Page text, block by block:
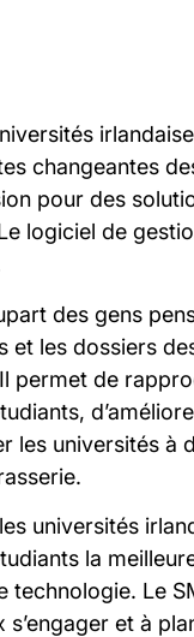
changeantes
pour des
logiciel de
des gens
et les dossiers
permet de
les universités à
universités
la
technologie. Le
s’engager et à